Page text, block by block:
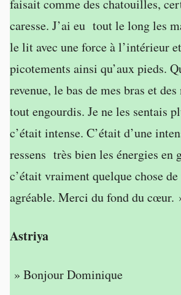
faisait comme des chatouilles,
caresse. J’ai eu tout le long les
le lit avec une force à l’intérieur
picotements ainsi qu’aux pieds.
revenue, le bas de mes bras et
tout engourdis. Je ne les sentais
c’était intense. C’était d’une
ressens très bien les énergies en
c’était vraiment quelque chose
agréable. Merci du fond du cœur.
Astriya
» Bonjour Dominique